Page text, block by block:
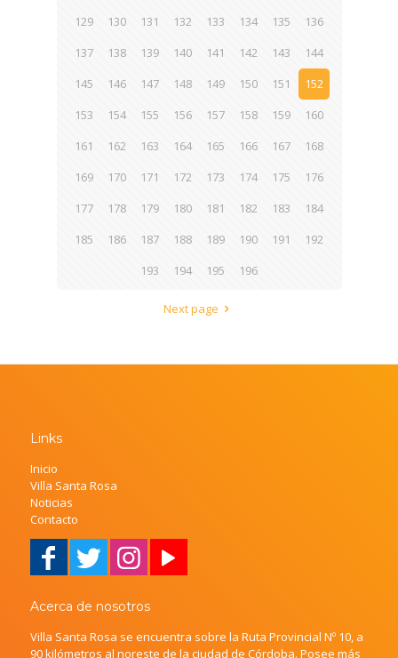
129
130 131 132 133 134 135
136
137
138 139 140 141 142 143
144
145
146 147 148 149 150 151
152
153
154 155 156 157 158 159
160
161
162 163 164 165 166 167
168
169
170 171 172 173 174 175
176
177
178 179 180 181 182 183
184
185
186 187 188 189 190 191
192
193
194 195 196
Next page
Links
Inicio
Villa Santa Rosa
Noticias
Contacto
Acerca de nosotros
Villa Santa Rosa se encuentra sobre la Ruta Provincial Nº 10, a
90 kilómetros al noreste de la ciudad de Córdoba. Posee más